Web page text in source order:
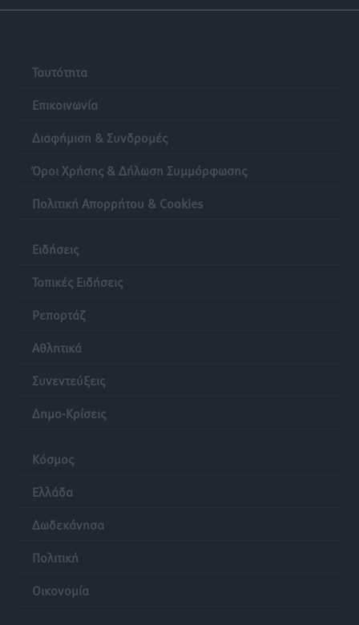
Ταυτότητα
Επικοινωνία
Διαφήμιση & Συνδρομές
Όροι Χρήσης & Δήλωση Συμμόρφωσης
Πολιτική Απορρήτου & Cookies
Ειδήσεις
Τοπικές Ειδήσεις
Ρεπορτάζ
Αθλητικά
Συνεντεύξεις
Δημο-Κρίσεις
Κόσμος
Ελλάδα
Δωδεκάνησα
Πολιτική
Οικονομία